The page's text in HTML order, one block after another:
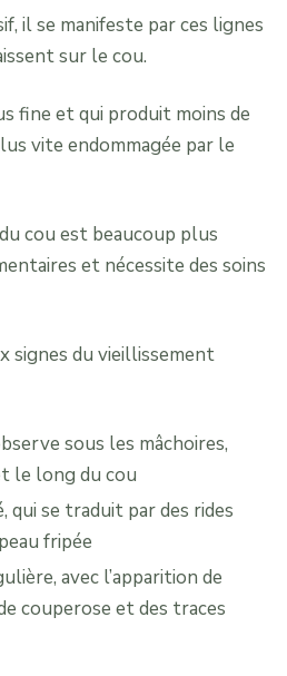
il se manifeste par ces lignes
sur le cou.
fine et qui produit moins de
vite endommagée par le
cou est beaucoup plus
et nécessite des soins
signes du vieillissement
sous les mâchoires,
le long du cou
qui se traduit par des rides
fripée
avec l’apparition de
couperose et des traces